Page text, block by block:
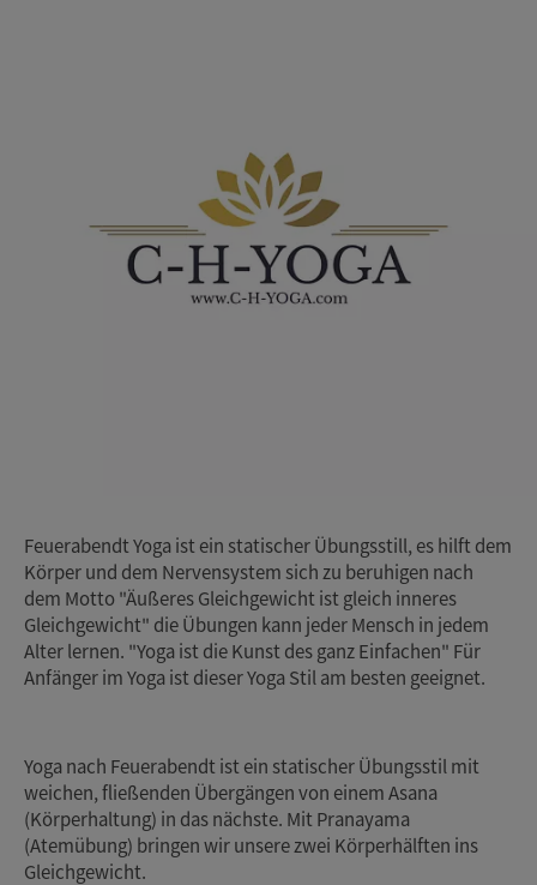
Feuerabendt Yoga ist ein statischer Übungsstill, es hilft dem
Körper und dem Nervensystem sich zu beruhigen nach
dem Motto "Äußeres Gleichgewicht ist gleich inneres
Gleichgewicht" die Übungen kann jeder Mensch in jedem
Alter lernen. "Yoga ist die Kunst des ganz Einfachen" Für
Anfänger im Yoga ist dieser Yoga Stil am besten geeignet.
Yoga nach Feuerabendt ist ein statischer Übungsstil mit
weichen, fließenden Übergängen von einem Asana
(Körperhaltung) in das nächste. Mit Pranayama
(Atemübung) bringen wir unsere zwei Körperhälften ins
Gleichgewicht.